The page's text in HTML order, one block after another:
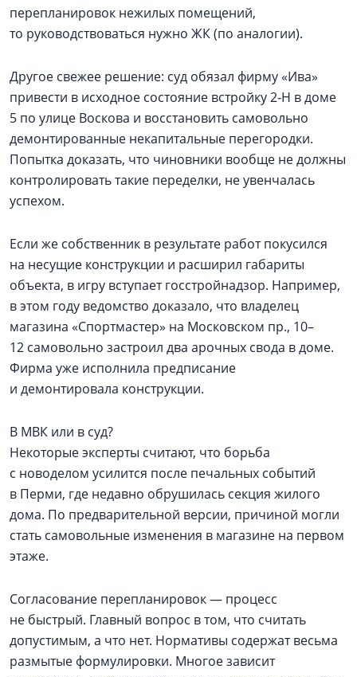
перепланировок нежилых помещений,
то руководствоваться нужно ЖК (по аналогии).
Другое свежее решение: суд обязал фирму «Ива»
привести в исходное состояние встройку 2‑Н в доме
5 по улице Воскова и восстановить самовольно
демонтированные некапитальные перегородки.
Попытка доказать, что чиновники вообще не должны
контролировать такие переделки, не увенчалась
успехом.
Если же собственник в результате работ покусился
на несущие конструкции и расширил габариты
объекта, в игру вступает госстройнадзор. Например,
в этом году ведомство доказало, что владелец
магазина «Спортмастер» на Московском пр., 10–
12 самовольно застроил два арочных свода в доме.
Фирма уже исполнила предписание
и демонтировала конструкции.
В МВК или в суд?
Некоторые эксперты считают, что борьба
с новоделом усилится после печальных событий
в Перми, где недавно обрушилась секция жилого
дома. По предварительной версии, причиной могли
стать самовольные изменения в магазине на первом
этаже.
Согласование перепланировок — процесс
не быстрый. Главный вопрос в том, что считать
допустимым, а что нет. Нормативы содержат весьма
размытые формулировки. Многое зависит